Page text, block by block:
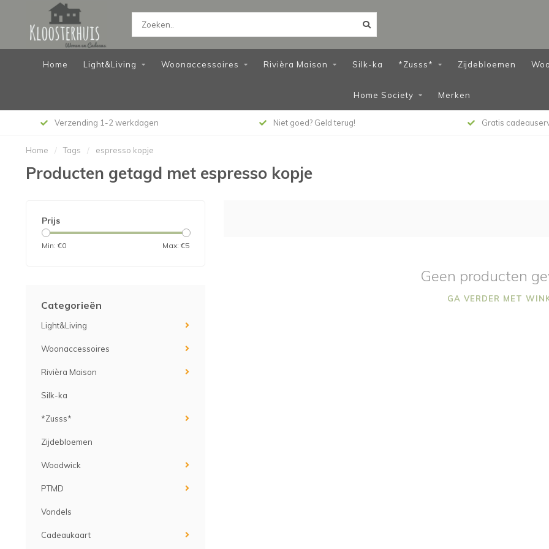
Home Light&Living Woonaccessoires Rivièra Maison Silk-ka *Zusss* Zijdebloemen
Home Society Merken
Verzending 1-2 werkdagen Niet goed? Geld terug! Gratis
Home / Tags / espresso kopje
Producten getagd met espresso kopje
Prijs
Min: €0 Max: €5
Categorieën
Light&Living
Woonaccessoires
Rivièra Maison
Silk-ka
*Zusss*
Zijdebloemen
Woodwick
PTMD
Vondels
Cadeaukaart
Geen producten
GA VERDER MET